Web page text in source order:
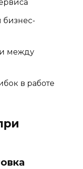
между
в работе